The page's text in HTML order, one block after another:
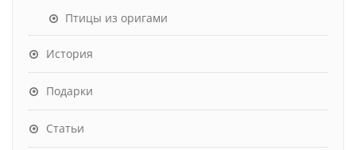
Птицы из оригами
История
Подарки
Статьи